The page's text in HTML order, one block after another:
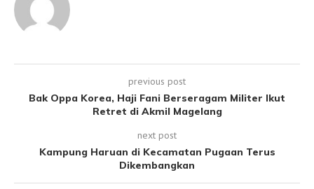
previous post
Bak Oppa Korea, Haji Fani Berseragam Militer Ikut
Retret di Akmil Magelang
next post
Kampung Haruan di Kecamatan Pugaan Terus
Dikembangkan